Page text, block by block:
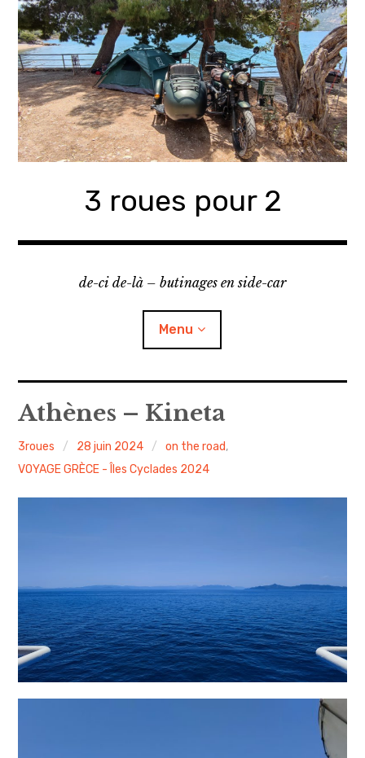
Accéder
contenu
principal
3 roues pour 2
de-ci de-là – butinages en side-car
Menu
A propos
Confidentialité
Athènes – Kineta
3roues 28 juin 2024 on the road,
VOYAGE GRÈCE - Îles Cyclades 2024